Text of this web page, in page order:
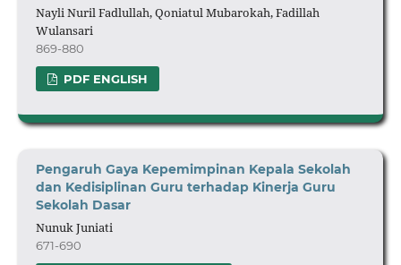
Nayli Nuril Fadlullah, Qoniatul Mubarokah, Fadillah
Wulansari
869-880
PDF ENGLISH
Pengaruh Gaya Kepemimpinan Kepala Sekolah
dan Kedisiplinan Guru terhadap Kinerja Guru
Sekolah Dasar
Nunuk Juniati
671-690